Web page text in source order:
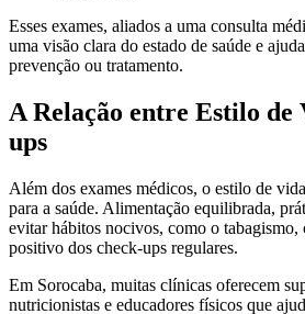
Esses exames, aliados a uma consulta
uma visão clara do estado de saúde e
prevenção ou tratamento.
A Relação entre Estilo de
ups
Além dos exames médicos, o estilo de
para a saúde. Alimentação equilibrada,
evitar hábitos nocivos, como o
positivo dos check-ups regulares.
Em Sorocaba, muitas clínicas oferecem
nutricionistas e educadores físicos que